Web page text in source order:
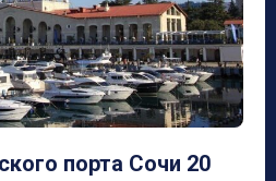
порта Сочи 20